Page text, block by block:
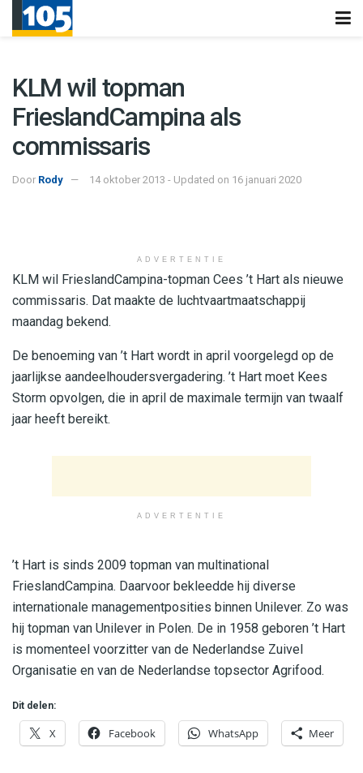
KLM wil topman
FrieslandCampina als
commissaris
Door Rody 14 oktober 2013 - Updated on 16 januari 2020
ADVERTENTIE
KLM wil FrieslandCampina-topman Cees ’t Hart als nieuwe
commissaris. Dat maakte de luchtvaartmaatschappij
maandag bekend.
De benoeming van ’t Hart wordt in april voorgelegd op de
jaarlijkse aandeelhoudersvergadering. ’t Hart moet Kees
Storm opvolgen, die in april de maximale termijn van twaalf
jaar heeft bereikt.
ADVERTENTIE
’t Hart is sinds 2009 topman van multinational
FrieslandCampina. Daarvoor bekleedde hij diverse
internationale managementposities binnen Unilever. Zo was
hij topman van Unilever in Polen. De in 1958 geboren ’t Hart
is momenteel voorzitter van de Nederlandse Zuivel
Organisatie en van de Nederlandse topsector Agrifood.
Dit delen:
X Facebook WhatsApp Meer